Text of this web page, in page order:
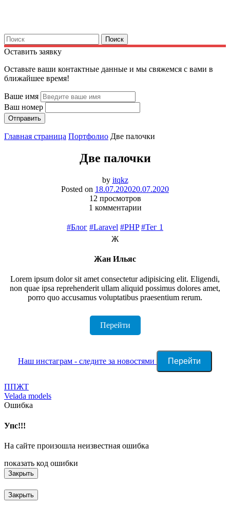
Найти: Поиск
Оставить заявку
Оставьте ваши контактные данные и мы свяжемся с вами в
ближайшее время!
Ваше имя
Ваш номер
Отправить
Главная страница Портфолио Две палочки
Две палочки
by itqkz
Posted on 18.07.202020.07.2020
12 просмотров
1 комментарии
#Блог #Laravel #PHP #Тег 1
Ж
Жан Ильяс
Lorem ipsum dolor sit amet consectetur adipisicing elit. Eligendi,
non quae ipsa reprehenderit ullam aliquid possimus dolores amet,
porro quo accusamus voluptatibus praesentium rerum.
Перейти
Наш инстаграм - следите за новостями Перейти
Навигация
по
ППЖТ
Velada models
Ошибка
Упс!!!
На сайте произошла неизвестная ошибка
показать код ошибки
Закрыть
Закрыть